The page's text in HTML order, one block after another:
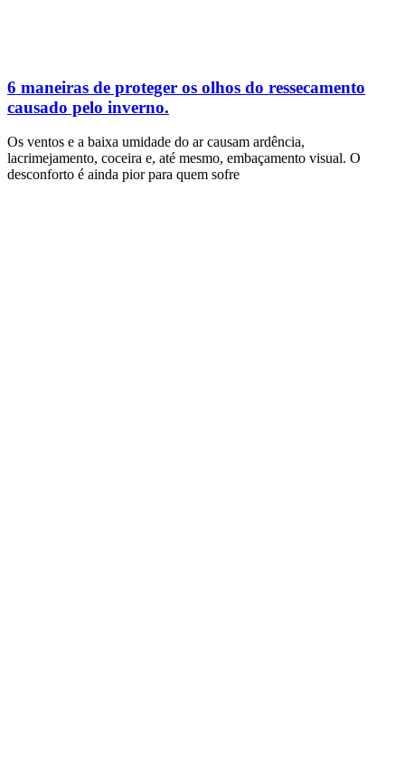
6 maneiras de proteger os olhos do ressecamento
causado pelo inverno.
Os ventos e a baixa umidade do ar causam ardência,
lacrimejamento, coceira e, até mesmo, embaçamento visual. O
desconforto é ainda pior para quem sofre